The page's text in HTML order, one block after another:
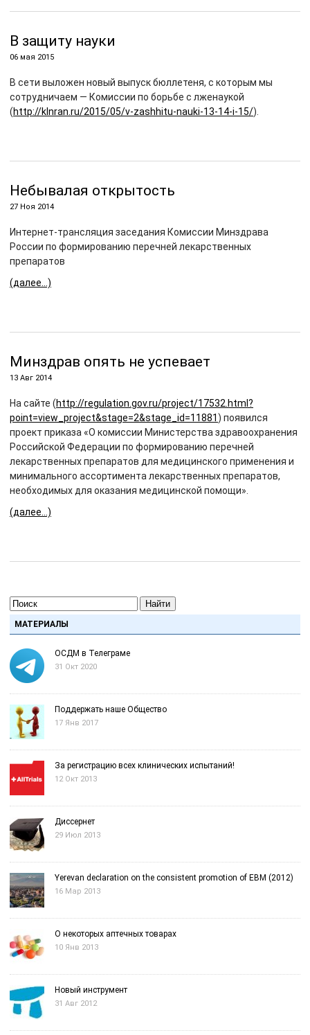
В защиту науки
06 мая 2015
В сети выложен новый выпуск бюллетеня, с которым мы
сотрудничаем — Комиссии по борьбе с лженаукой
(http://klnran.ru/2015/05/v-zashhitu-nauki-13-14-i-15/).
Небывалая открытость
27 Ноя 2014
Интернет-трансляция заседания Комиссии Минздрава
России по формированию перечней лекарственных
препаратов
(далее…)
Минздрав опять не успевает
13 Авг 2014
На сайте (http://regulation.gov.ru/project/17532.html?
point=view_project&stage=2&stage_id=11881) появился
проект приказа «О комиссии Министерства здравоохранения
Российской Федерации по формированию перечней
лекарственных препаратов для медицинского применения и
минимального ассортимента лекарственных препаратов,
необходимых для оказания медицинской помощи».
(далее…)
Найти
МАТЕРИАЛЫ
ОСДМ в Телеграме
31 Окт 2020
Поддержать наше Общество
17 Янв 2017
За регистрацию всех клинических испытаний!
12 Окт 2013
Диссернет
29 Июл 2013
Yerevan declaration on the consistent promotion of EBM (2012)
16 Мар 2013
О некоторых аптечных товарах
10 Янв 2013
Новый инструмент
31 Авг 2012